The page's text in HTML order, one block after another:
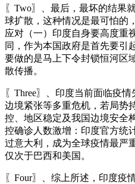
〖Two〗、最后，最坏的结果
球扩散，这种情况是最可怕的
应对（一）印度自身要高度重
同，作为本国政府是首先要引
要做的是马上下令封锁恒河区
散传播。
〖Three〗、印度当前面临疫
边境紧张等多重危机，若局势
控、地区稳定及我国边境安全
控确诊人数激增：印度官方统
过意大利，成为全球疫情最严
仅次于巴西和美国。
〖Four〗、综上所述，印度疫